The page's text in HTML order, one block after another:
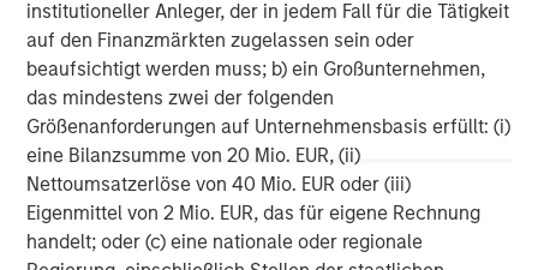
institutioneller Anleger, der in jedem Fall für die Tätigkeit
auf den Finanzmärkten zugelassen sein oder
beaufsichtigt werden muss; b) ein Großunternehmen,
das mindestens zwei der folgenden
Größenanforderungen auf Unternehmensbasis erfüllt: (i)
eine Bilanzsumme von 20 Mio. EUR, (ii)
Nettoumsatzerlöse von 40 Mio. EUR oder (iii)
Eigenmittel von 2 Mio. EUR, das für eigene Rechnung
handelt; oder (c) eine nationale oder regionale
acquisitions, stating the number of shares acquired or to
be acquired and the consideration paid or agreed on, will
be published without undue delay, if and to the extent
required by the laws of the Federal Republic of Germany
or any other relevant jurisdiction.
To the extent any announcements in this document
contain forward-looking statements, such statements do
not represent facts and are characterized by the words